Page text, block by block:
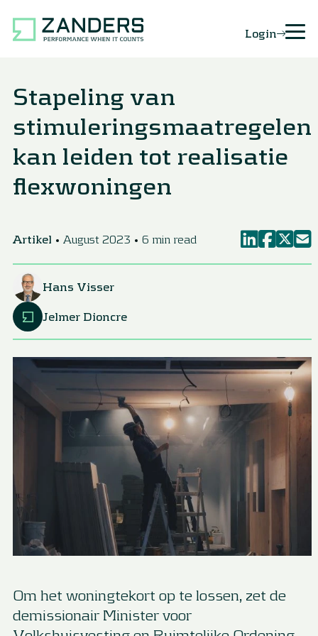
Login
Stapeling van
stimuleringsmaatregelen
kan leiden tot realisatie
flexwoningen
Artikel August 2023 6 min read
Hans Visser
Jelmer Dioncre
Om het woningtekort op te lossen, zet de
demissionair Minister voor